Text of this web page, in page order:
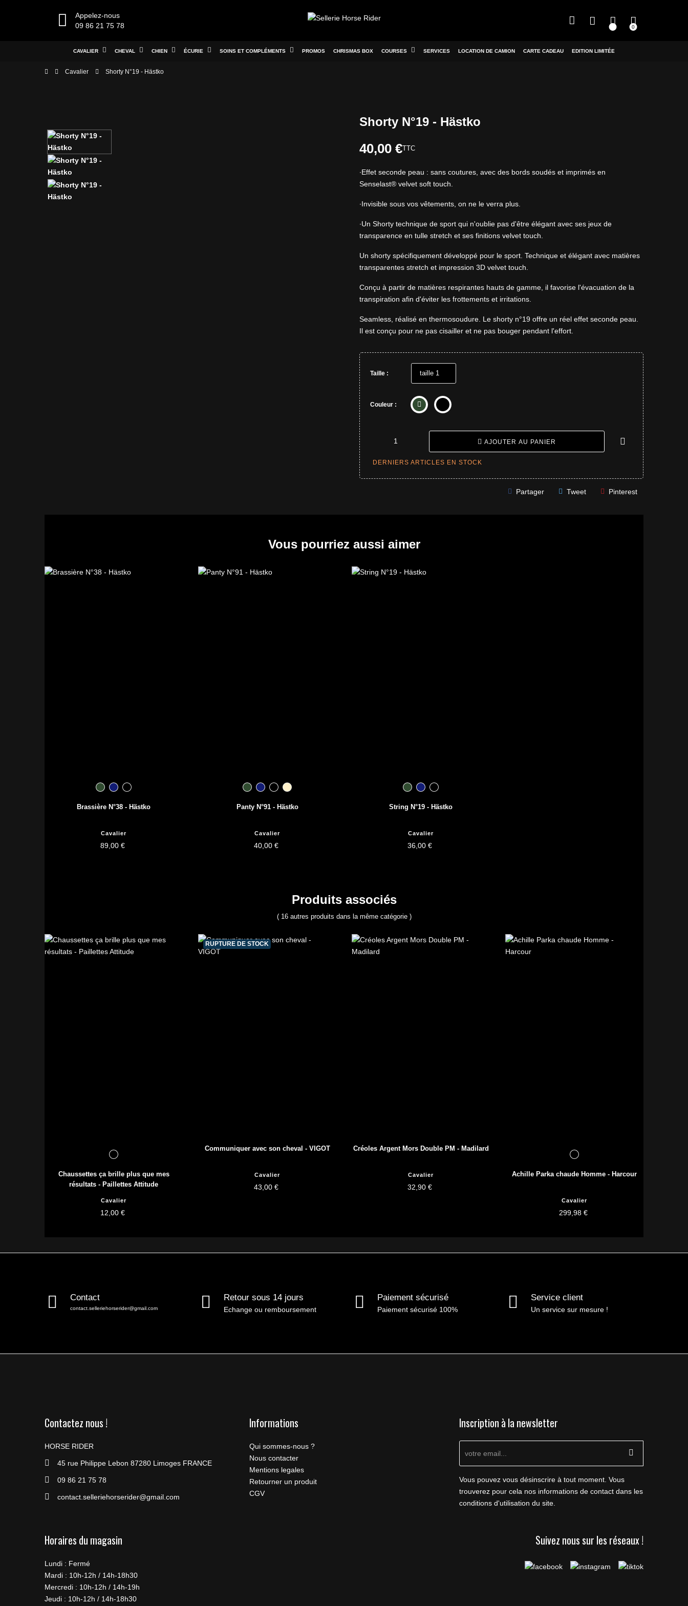
Appelez-nous
09 86 21 75 78
0
CAVALIER CHEVAL CHIEN ÉCURIE SOINS ET COMPLÉMENTS PROMOS CHRISMAS BOX COURSES SERVICES LOCATION DE CAMION CARTE CADEAU EDITION LIMITÉE
Cavalier Shorty N°19 - Hästko
Shorty N°19 - Hästko
40,00 € TTC
∙Effet seconde peau : sans coutures, avec des bords soudés et imprimés en
Senselast® velvet soft touch.
∙Invisible sous vos vêtements, on ne le verra plus.
∙Un Shorty technique de sport qui n'oublie pas d'être élégant avec ses jeux de
transparence en tulle stretch et ses finitions velvet touch.
Un shorty spécifiquement développé pour le sport. Technique et élégant avec matières
transparentes stretch et impression 3D velvet touch.
Conçu à partir de matières respirantes hauts de gamme, il favorise l'évacuation de la
transpiration afin d'éviter les frottements et irritations.
Seamless, réalisé en thermosoudure. Le shorty n°19 offre un réel effet seconde peau.
Il est conçu pour ne pas cisailler et ne pas bouger pendant l'effort.
Taille :
Couleur :
AJOUTER AU PANIER
DERNIERS ARTICLES EN STOCK
Partager Tweet Pinterest
Vous pourriez aussi aimer
Brassière N°38 - Hästko
Cavalier
89,00 €
Panty N°91 - Hästko
Cavalier
40,00 €
String N°19 - Hästko
Cavalier
36,00 €
Produits associés
( 16 autres produits dans la même catégorie )
Chaussettes ça brille plus que mes
résultats - Paillettes Attitude
Cavalier
12,00 €
RUPTURE DE STOCK
Communiquer avec son cheval - VIGOT
Cavalier
43,00 €
Créoles Argent Mors Double PM - Madilard
Cavalier
32,90 €
Achille Parka chaude Homme - Harcour
Cavalier
299,98 €
Contact
contact.selleriehorserider@gmail.com
Retour sous 14 jours
Echange ou remboursement
Paiement sécurisé
Paiement sécurisé 100%
Service client
Un service sur mesure !
Contactez nous !
HORSE RIDER
45 rue Philippe Lebon 87280 Limoges FRANCE
09 86 21 75 78
contact.selleriehorserider@gmail.com
Informations
Qui sommes-nous ?
Nous contacter
Mentions legales
Retourner un produit
CGV
Inscription à la newsletter
Vous pouvez vous désinscrire à tout moment. Vous
trouverez pour cela nos informations de contact dans les
conditions d'utilisation du site.
Horaires du magasin
Lundi : Fermé
Mardi : 10h-12h / 14h-18h30
Mercredi : 10h-12h / 14h-19h
Jeudi : 10h-12h / 14h-18h30
Suivez nous sur les réseaux !